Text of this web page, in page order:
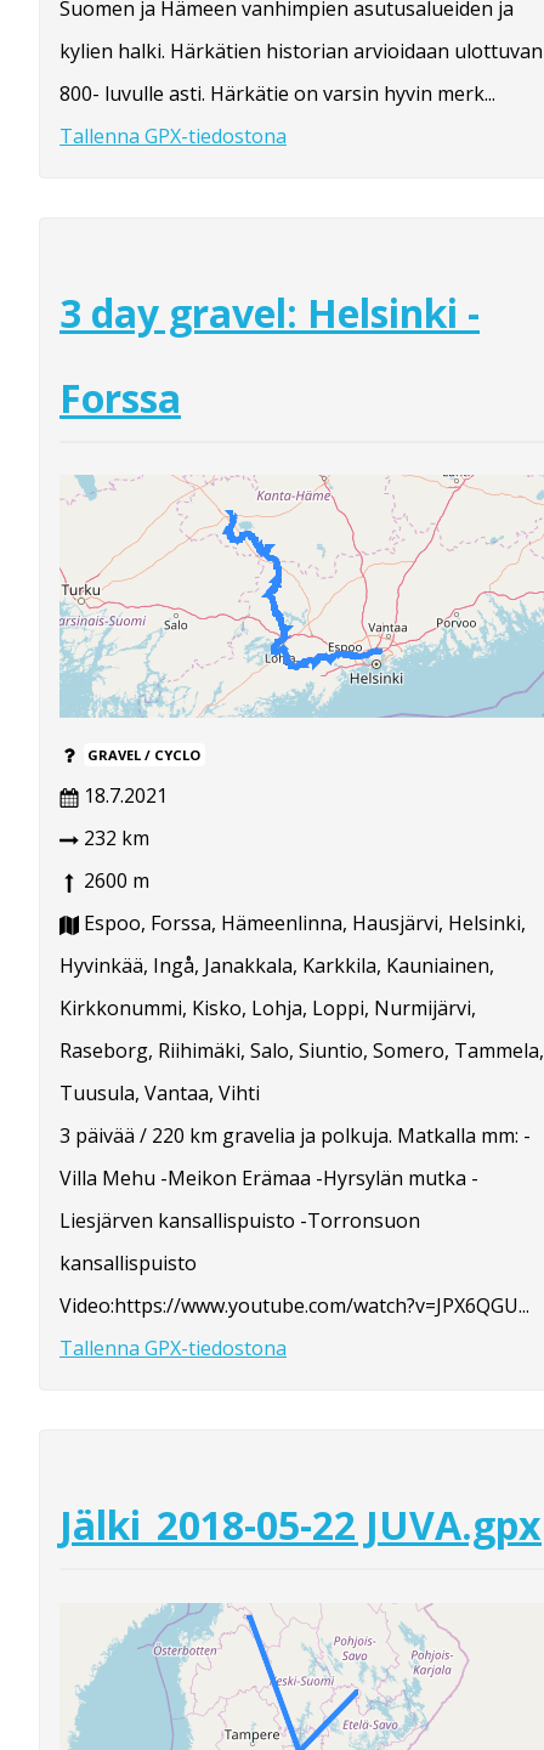
Suomen ja Hämeen vanhimpien asutusalueiden ja
kylien halki. Härkätien historian arvioidaan ulottuvan
800- luvulle asti. Härkätie on varsin hyvin merk...
Tallenna GPX-tiedostona
3 day gravel: Helsinki -
Forssa
GRAVEL / CYCLO
18.7.2021
232 km
2600 m
Espoo, Forssa, Hämeenlinna, Hausjärvi, Helsinki,
Hyvinkää, Ingå, Janakkala, Karkkila, Kauniainen,
Kirkkonummi, Kisko, Lohja, Loppi, Nurmijärvi,
Raseborg, Riihimäki, Salo, Siuntio, Somero, Tammela,
Tuusula, Vantaa, Vihti
3 päivää / 220 km gravelia ja polkuja. Matkalla mm: -
Villa Mehu -Meikon Erämaa -Hyrsylän mutka -
Liesjärven kansallispuisto -Torronsuon
kansallispuisto
Video:https://www.youtube.com/watch?v=JPX6QGU...
Tallenna GPX-tiedostona
Jälki_2018-05-22 JUVA.gpx